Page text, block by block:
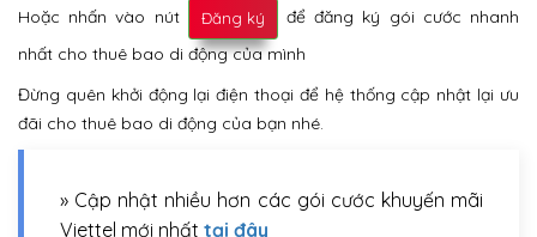
Hoặc nhấn vào nút Đăng ký
để đăng ký gói cước nhanh
nhất cho thuê bao di động của mình
Đừng quên khởi động lại điện thoại để hệ thống cập nhật lại ưu
đãi cho thuê bao di động của bạn nhé.
» Cập nhật nhiều hơn các gói cước khuyến mãi
Viettel mới nhất tại đây